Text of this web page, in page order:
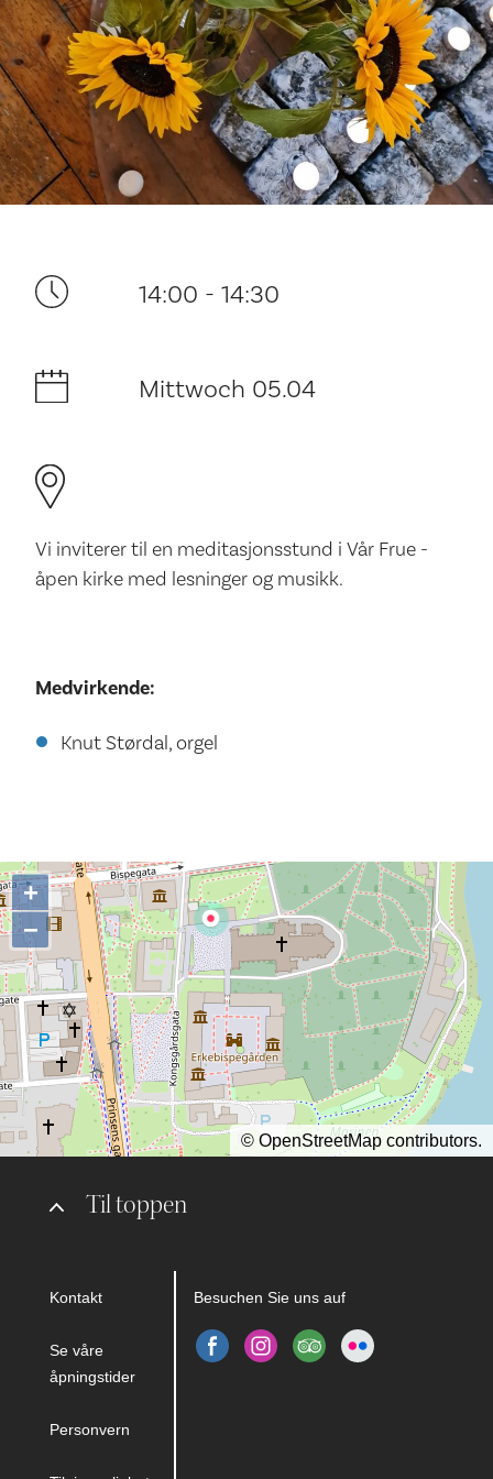
Ditt besøk
Musikk
Historie og arkitektur
14:00 - 14:30
Mittwoch 05.04
Vi inviterer til en meditasjonsstund i Vår Frue -
åpen kirke med lesninger og musikk.
Medvirkende:
Knut Størdal, orgel
Til toppen
Kontakt
Se våre
åpningstider
Personvern
Besuchen Sie uns auf
+
−
© OpenStreetMap contributors.